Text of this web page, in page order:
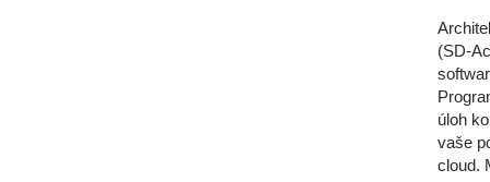
(SD-
úloh
vaše
cloud.